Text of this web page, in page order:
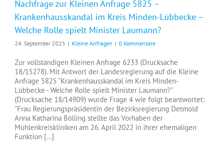
Nachfrage zur Kleinen Anfrage 5825 –
Krankenhausskandal im Kreis Minden-Lübbecke –
Welche Rolle spielt Minister Laumann?
24. September 2025 | Kleine Anfragen | 0 Kommentare
Zur vollständigen Kleinen Anfrage 6233 (Drucksache
18/15278). Mit Antwort der Landesregierung auf die Kleine
Anfrage 5825 “Krankenhausskandal im Kreis Minden-
Lübbecke - Welche Rolle spielt Minister Laumann?”
(Drucksache 18/14909) wurde Frage 4 wie folgt beantwortet:
"Frau Regierungspräsidentin der Bezirksregierung Detmold
Anna Katharina Bölling stellte das Vorhaben der
Mühlenkreiskliniken am 26. April 2022 in ihrer ehemaligen
Funktion [...]